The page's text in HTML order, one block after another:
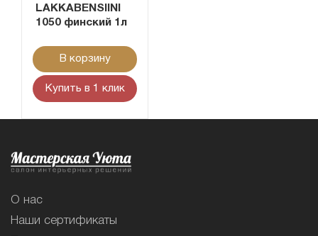
LAKKABENSIINI
1050 финский 1л
В корзину
Купить в 1 клик
О нас
Наши сертификаты